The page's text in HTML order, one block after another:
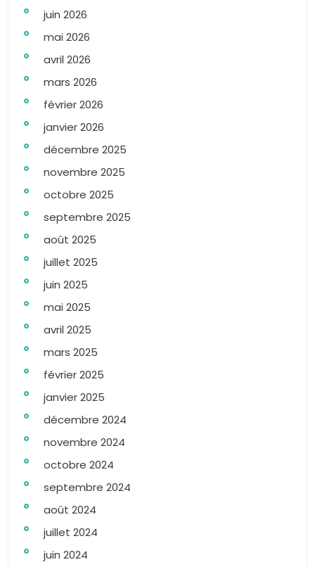
juin 2026
mai 2026
avril 2026
mars 2026
février 2026
janvier 2026
décembre 2025
novembre 2025
octobre 2025
septembre 2025
août 2025
juillet 2025
juin 2025
mai 2025
avril 2025
mars 2025
février 2025
janvier 2025
décembre 2024
novembre 2024
octobre 2024
septembre 2024
août 2024
juillet 2024
juin 2024